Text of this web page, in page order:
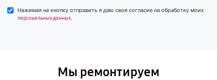
Нажимая на кнопку отправить я даю свое согласие на обработку моих
персональных данных.
Мы ремонтируем